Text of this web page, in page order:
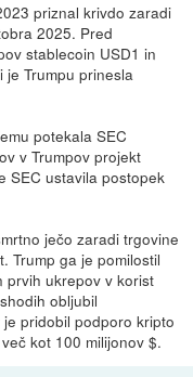
priznal krivdo zaradi
2025. Pred
stablecoin USD1 in
je Trumpu prinesla
potekala SEC
v Trumpov projekt
SEC ustavila postopek
ječo zaradi trgovine
Trump ga je pomilostil
prvih ukrepov v korist
obljubil
pridobil podporo kripto
kot 100 milijonov $.